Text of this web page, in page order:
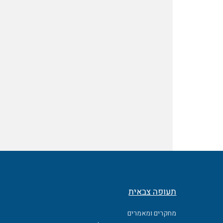
תעופה צבאית
מחקרים ומאמרים